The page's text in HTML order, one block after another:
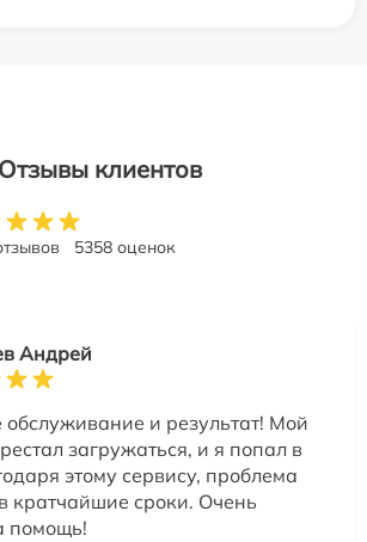
Отзывы клиентов
5358 оценок
Андрей
обслуживание и результат! Мой
загружаться, и я попал в
этому сервису, проблема
кратчайшие сроки. Очень
помощь!